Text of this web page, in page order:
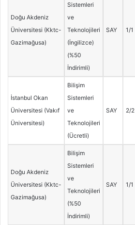
Doğu Akdeniz
Üniversitesi (Kktc-
Gazimağusa)
Sistemleri
ve
Teknolojileri
(İngilizce)
(%50
İndirimli)
SAY 1/1
İstanbul Okan
Üniversitesi (Vakıf
Üniversitesi)
Bilişim
Sistemleri
ve
Teknolojileri
(Ücretli)
SAY 2/2
Doğu Akdeniz
Üniversitesi (Kktc-
Gazimağusa)
Bilişim
Sistemleri
ve
Teknolojileri
(%50
İndirimli)
SAY 1/1